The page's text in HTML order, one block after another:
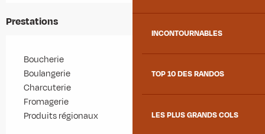
INCONTOURNABLES
TOP 10 DES RANDOS
LES PLUS GRANDS COLS
Prestations
Boucherie
Boulangerie
Charcuterie
Fromagerie
Produits régionaux